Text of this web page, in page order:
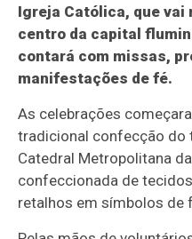
Igreja Católica, que
centro da capital
contará com missas,
manifestações de fé.
As celebrações
tradicional confecção do
Catedral Metropolitana
confeccionada de
retalhos em símbolos de